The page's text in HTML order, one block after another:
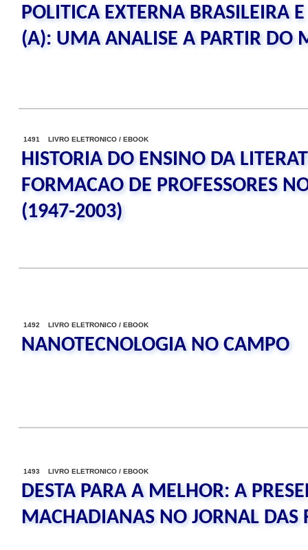
POLITICA EXTERNA BRASILEIRA
(A): UMA ANALISE A PARTIR DO
1491 LIVRO ELETRONICO / EBOOK
HISTORIA DO ENSINO DA
FORMACAO DE PROFESSORES
(1947-2003)
1492 LIVRO ELETRONICO / EBOOK
NANOTECNOLOGIA NO CAMPO
1493 LIVRO ELETRONICO / EBOOK
DESTA PARA A MELHOR: A
MACHADIANAS NO JORNAL DAS